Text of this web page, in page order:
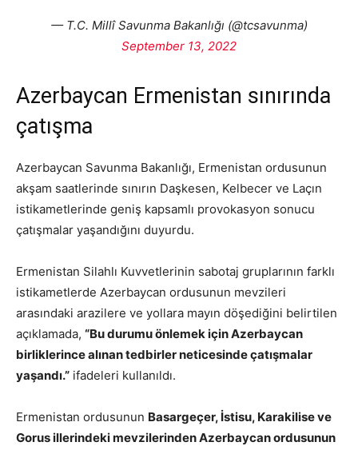
— T.C. Millî Savunma Bakanlığı (@tcsavunma)
September 13, 2022
Azerbaycan Ermenistan sınırında
çatışma
Azerbaycan Savunma Bakanlığı, Ermenistan ordusunun
akşam saatlerinde sınırın Daşkesen, Kelbecer ve Laçın
istikametlerinde geniş kapsamlı provokasyon sonucu
çatışmalar yaşandığını duyurdu.
Ermenistan Silahlı Kuvvetlerinin sabotaj gruplarının farklı
istikametlerde Azerbaycan ordusunun mevzileri
arasındaki arazilere ve yollara mayın döşediğini belirtilen
açıklamada, “Bu durumu önlemek için Azerbaycan
birliklerince alınan tedbirler neticesinde çatışmalar
yaşandı.” ifadeleri kullanıldı.
Ermenistan ordusunun Basargeçer, İstisu, Karakilise ve
Gorus illerindeki mevzilerinden Azerbaycan ordusunun